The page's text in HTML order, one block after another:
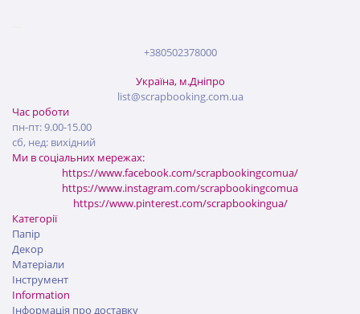
+380502378000
Україна, м.Дніпро
list@scrapbooking.com.ua
Категорії
Папір
Декор
Матеріали
Інструмент
Information
Інформація про доставку
Час роботи
пн-пт: 9.00-15.00
сб, нед: вихідний
Ми в соціальних мережах:
https://www.facebook.com/scrapbookingcomua/
https://www.instagram.com/scrapbookingcomua
https://www.pinterest.com/scrapbookingua/